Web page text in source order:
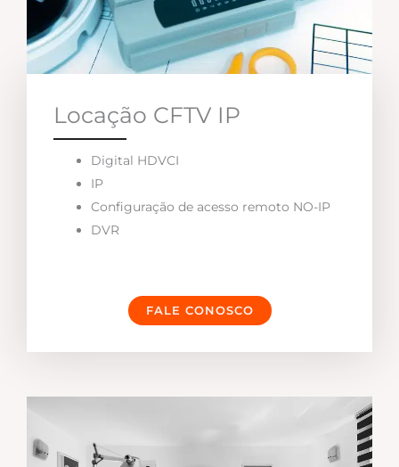
Locação CFTV IP
Digital HDVCI
IP
Configuração de acesso remoto NO-IP
DVR
FALE CONOSCO